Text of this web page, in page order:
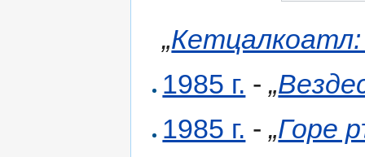
„
1985 г. -„
1985 г. -„Горе